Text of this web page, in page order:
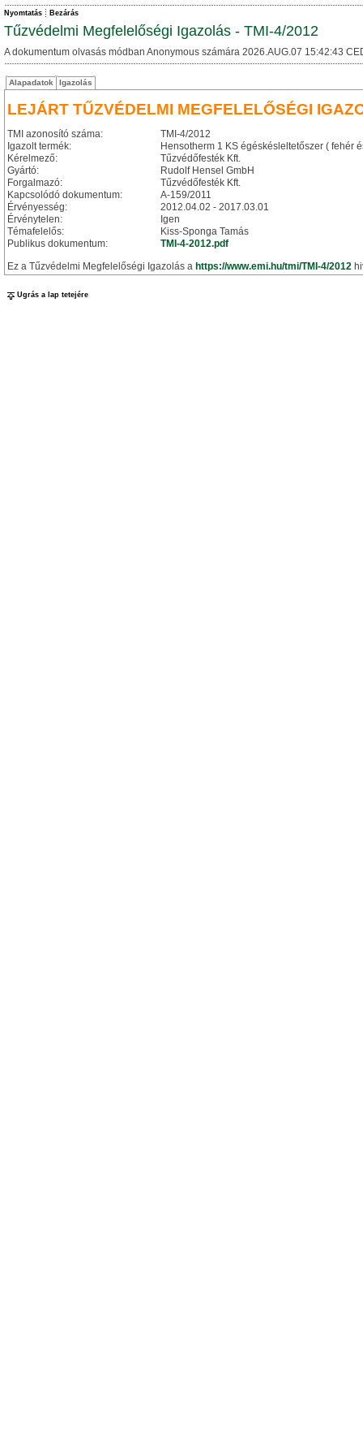
Nyomtatás Bezárás
Tűzvédelmi Megfelelőségi Igazolás - TMI-4/2012
A dokumentum olvasás módban Anonymous számára 2026.AUG.07 15:42:43
Alapadatok Igazolás
LEJÁRT TŰZVÉDELMI MEGFELELŐSÉGI
TMI azonosító száma:
TMI-4/2012
Igazolt termék:
Hensotherm 1 KS égéskésleltetőszer ( fehér
Kérelmező:
Tűzvédőfesték Kft.
Gyártó:
Rudolf Hensel GmbH
Forgalmazó:
Tűzvédőfesték Kft.
Kapcsolódó dokumentum:
A-159/2011
Érvényesség:
2012.04.02 - 2017.03.01
Érvénytelen:
Igen
Témafelelős:
Kiss-Sponga Tamás
Publikus dokumentum:
TMI-4-2012.pdf
Ez a Tűzvédelmi Megfelelőségi Igazolás a https://www.emi.hu/tmi/TMI-4/2012
Ugrás a lap tetejére